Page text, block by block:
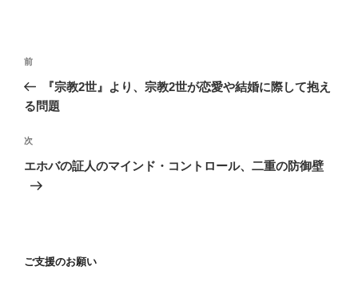
投
ナ
ゲ
ー
シ
前
の
投
前
『宗教2世』より、宗教2世が恋愛や結婚に際して抱え
る問題
次
の
次
エホバの証人のマインド・コントロール、二重の防御壁
ご支援のお願い